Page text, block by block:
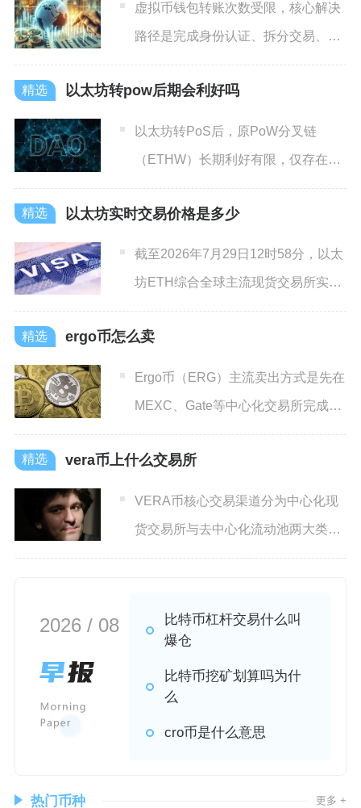
虚拟币钱包转账次数受限，核心解决
路径是完成身份认证、拆分交易、切
换链网络、提升账户安全等级
以太坊转pow后期会利好吗
以太坊转PoS后，原PoW分叉链
（ETHW）长期利好有限，仅存在阶
段性、局部性机会，难以形
以太坊实时交易价格是多少
截至2026年7月29日12时58分，以太
坊ETH综合全球主流现货交易所实时
加权交易均价为
ergo币怎么卖
Ergo币（ERG）主流卖出方式是先在
MEXC、Gate等中心化交易所完成充
值与现货卖出，
vera币上什么交易所
VERA币核心交易渠道分为中心化现
货交易所与去中心化流动池两大类，
主流成交集中在Ascen
2026 / 08
比特币杠杆交易什么叫
爆仓
比特币挖矿划算吗为什
么
cro币是什么意思
热门币种 更多 +